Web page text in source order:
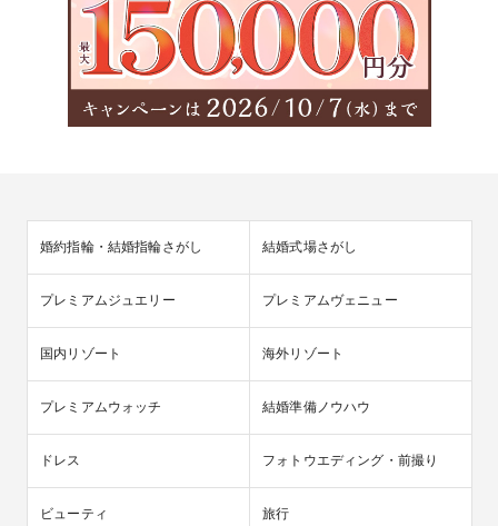
婚約指輪・結婚指輪さがし 結婚式場さがし
プレミアムジュエリー プレミアムヴェニュー
国内リゾート 海外リゾート
プレミアムウォッチ 結婚準備ノウハウ
ドレス フォトウエディング・前撮り
ビューティ 旅行